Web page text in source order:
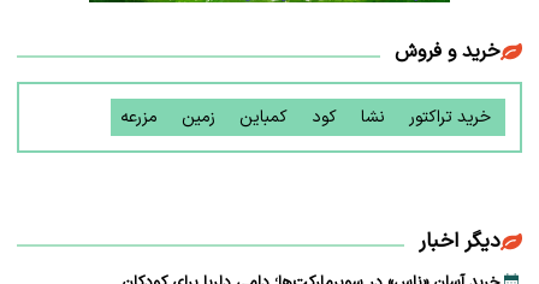
خرید و فروش
خرید تراکتور نشا کود کمباین زمین مزرعه
دیگر اخبار